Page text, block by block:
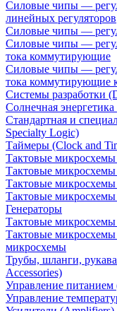
Силовые чипы —
линейных регуляторов
Силовые чипы —
Силовые чипы —
тока коммутирующие
Силовые чипы —
тока коммутирующие
Системы разработки
Солнечная энергетика
Стандартная и
Specialty Logic)
Таймеры (Clock and
Тактовые микросхемы
Тактовые
Тактовые
Тактовые
Генераторы
Тактовые микросхемы
Тактовые
микросхемы
Трубы, шланги,
Accessories)
Управление питанием
Управление